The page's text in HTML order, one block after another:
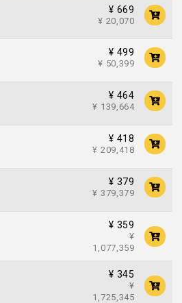
¥ 669
¥ 20,070
¥ 499
¥ 50,399
¥ 464
¥ 139,664
¥ 418
¥ 209,418
¥ 379
¥ 379,379
¥ 359
¥
1,077,359
¥ 345
¥
1,725,345